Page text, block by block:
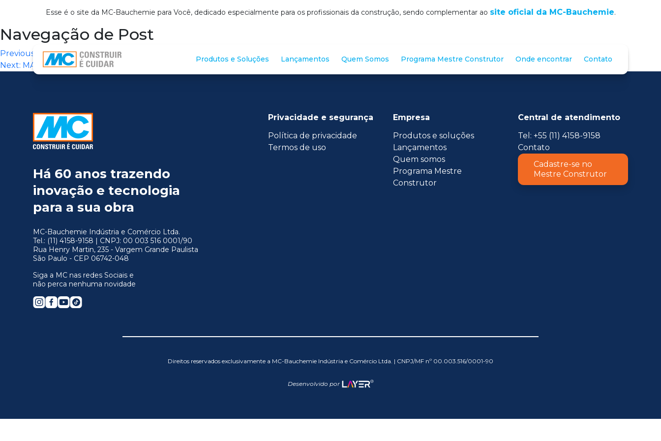
Esse é o site da MC-Bauchemie para Você, dedicado especialmente para os profissionais da construção, sendo complementar ao site oficial da MC-Bauchemie.
Produtos e Soluções Lançamentos Quem Somos Programa Mestre Construtor Onde encontrar Contato
Navegação de Post
Previous:
INFILTRA ZERO (CAMARAGIBE)
Next: MAXXCOM IMPERMEABILANTES (Recife)
Há 60 anos trazendo
inovação e tecnologia
para a sua obra
MC-Bauchemie Indústria e Comércio Ltda.
Tel.: (11) 4158-9158 | CNPJ: 00 003 516 0001/90
Rua Henry Martin, 235 - Vargem Grande Paulista
São Paulo - CEP 06742-048
Siga a MC nas redes Sociais e
não perca nenhuma novidade
Privacidade e segurança
Política de privacidade
Termos de uso
Empresa
Produtos e soluções
Lançamentos
Quem somos
Programa Mestre
Construtor
Central de atendimento
Tel: +55 (11) 4158-9158
Contato
Cadastre-se no
Mestre Construtor
Direitos reservados exclusivamente a MC-Bauchemie Indústria e Comércio Ltda. | CNPJ/MF nº 00.003.516/0001-90
Desenvolvido por